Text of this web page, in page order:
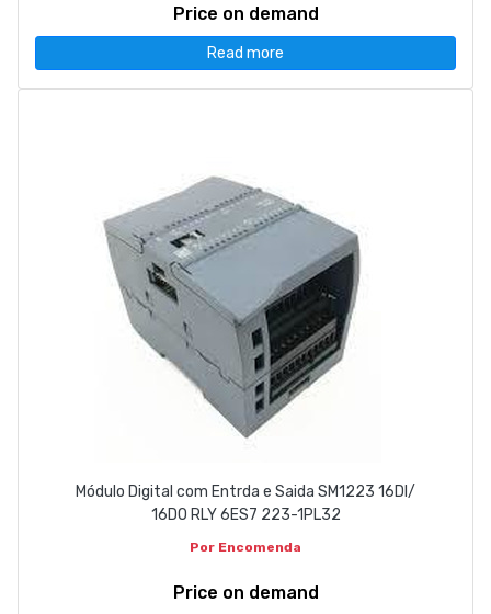
Price on demand
Read more
Módulo Digital com Entrda e Saida SM1223 16DI/
16DO RLY 6ES7 223-1PL32
Por Encomenda
Price on demand